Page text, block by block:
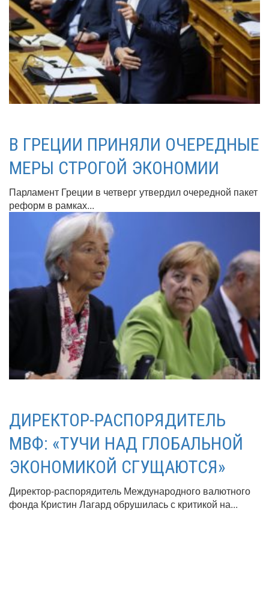
В ГРЕЦИИ ПРИНЯЛИ ОЧЕРЕДНЫЕ
МЕРЫ СТРОГОЙ ЭКОНОМИИ
Парламент Греции в четверг утвердил очередной пакет
реформ в рамках...
ДИРЕКТОР-РАСПОРЯДИТЕЛЬ
МВФ: «ТУЧИ НАД ГЛОБАЛЬНОЙ
ЭКОНОМИКОЙ СГУЩАЮТСЯ»
Директор-распорядитель Международного валютного
фонда Кристин Лагард обрушилась с критикой на...